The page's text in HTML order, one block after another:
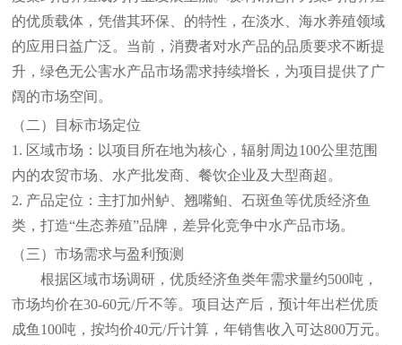
的优质载体，凭借其环保、的特性，在淡水、海水养殖领域
的应用日益广泛。当前，消费者对水产品的品质要求不断提
升，绿色无公害水产品市场需求持续增长，为项目提供了广
阔的市场空间。
（二）目标市场定位
1. 区域市场：以项目所在地为核心，辐射周边100公里范围
内的农贸市场、水产批发商、餐饮企业及大型商超。
2. 产品定位：主打加州鲈、翘嘴鲌、石斑鱼等优质经济鱼
类，打造“生态养殖”品牌，差异化竞争中水产品市场。
（三）市场需求与盈利预测
根据区域市场调研，优质经济鱼类年需求量约500吨，
市场均价在30-60元/斤不等。项目达产后，预计年出栏优质
成鱼100吨，按均价40元/斤计算，年销售收入可达800万元。